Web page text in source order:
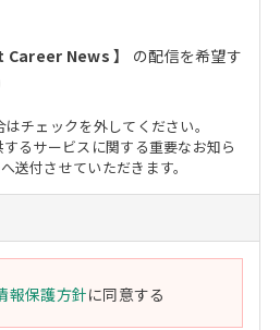
News 】
の配信を希望す
チェックを外してください。
るサービスに関する重要なお知ら
送付させていただきます。
報保護方針に同意する